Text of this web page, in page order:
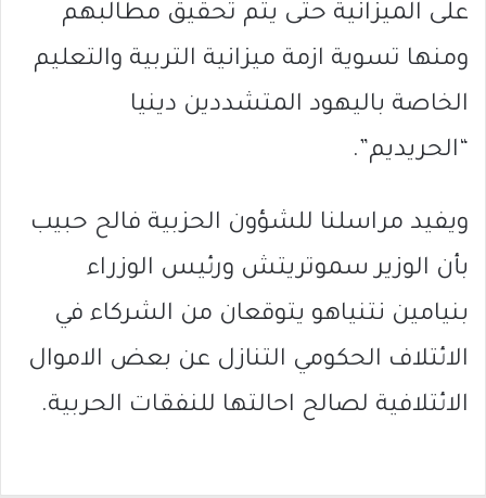
على الميزانية حتى يتم تحقيق مطالبهم
ومنها تسوية ازمة ميزانية التربية والتعليم
الخاصة باليهود المتشددين دينيا
“الحريديم”.
ويفيد مراسلنا للشؤون الحزبية فالح حبيب
بأن الوزير سموتريتش ورئيس الوزراء
بنيامين نتنياهو يتوقعان من الشركاء في
الائتلاف الحكومي التنازل عن بعض الاموال
الائتلافية لصالح احالتها للنفقات الحربية.